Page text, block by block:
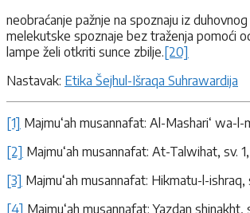
neobraćanje pažnje na spoznaju iz
melekutske spoznaje bez traženja pomoći
lampe želi otkriti sunce zbilje.[20]
Nastavak: Etika Šejhul-Išraqa Suhrawardija
[1] Majmu‘ah musannafat: Al-Mashari‘ wa-
[2] Majmu‘ah musannafat: At-Talwihat, sv.
[3] Majmu‘ah musannafat: Hikmatu-l-ishraq,
[4] Majmu‘ah musannafat: Yazdan shinakht,